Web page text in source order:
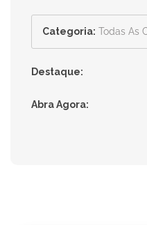
Categoria: Todas As
Destaque:
Abra Agora: